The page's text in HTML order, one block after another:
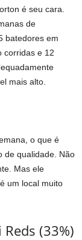
é seu cara.
de
batedores em
corridas e 12
mais alto.
o que é
de qualidade. Não
Mas ele
um local muito
(33%)